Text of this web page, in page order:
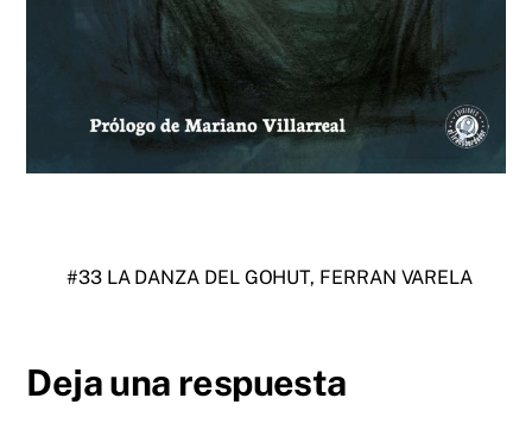
#33 LA DANZA DEL GOHUT, FERRAN VARELA
Deja una respuesta